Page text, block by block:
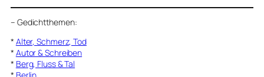
– Gedichtthemen:
* Alter, Schmerz, Tod
* Autor & Schreiben
* Berg, Fluss & Tal